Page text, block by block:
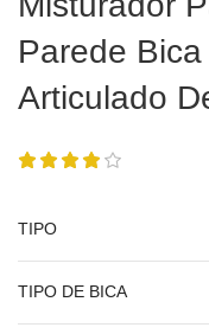
Parede
Articulado
TIPO
TIPO DE BICA